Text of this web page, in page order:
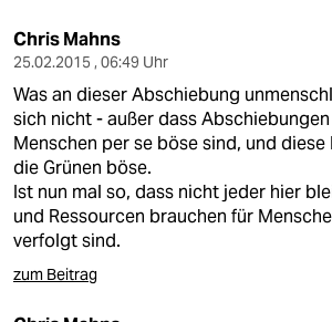
Chris Mahns
25.02.2015 , 06:49 Uhr
Was an dieser Abschiebung
sich nicht - außer dass
Menschen per se böse sind, und
die Grünen böse.
Ist nun mal so, dass nicht jeder hier
und Ressourcen brauchen für
verfolgt sind.
zum Beitrag